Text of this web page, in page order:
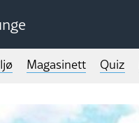
Magasinett Quiz